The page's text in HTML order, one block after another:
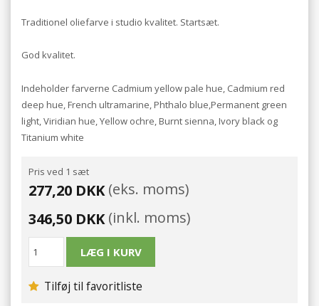
Traditionel oliefarve i studio kvalitet. Startsæt.
God kvalitet.
Indeholder farverne Cadmium yellow pale hue, Cadmium red
deep hue, French ultramarine, Phthalo blue,Permanent green
light, Viridian hue, Yellow ochre, Burnt sienna, Ivory black og
Titanium white
Pris ved 1 sæt
277,20 DKK(eks. moms)
346,50 DKK(inkl. moms)
Tilføj til favoritliste